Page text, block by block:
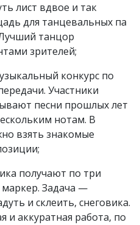
лист вдвое и так
для танцевальных па
танцор
зрителей;
конкурс по
Участники
песни прошлых лет
нотам. В
взять знакомые
получают по три
Задача —
и склеить, снеговика.
и аккуратная работа, по